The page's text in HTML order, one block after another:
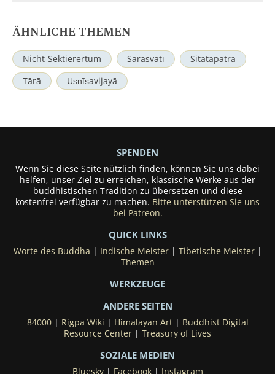
ÄHNLICHE THEMEN
Nicht-Sektierertum Sarasvatī
Sitātapatrā
Tārā
Uṣṇīṣavijayā
SPENDEN
Wenn Sie diese Seite nützlich finden, können Sie uns dabei
helfen, unser Ziel zu erreichen, klassische Werke aus der
buddhistischen Tradition zu übersetzen und diese
kostenfrei verfügbar zu machen. Bitte unterstützen Sie uns
bei Patreon.
QUICK LINKS
Worte des Buddha | Indische Meister| Tibetische Meister|
Themen
WERKZEUGE
ANDERE SEITEN
84000| Rigpa Wiki | Himalayan Art| Buddhist Digital
Resource Center | Treasury of Lives
SOZIALE MEDIEN
Bluesky| Facebook| Instagram